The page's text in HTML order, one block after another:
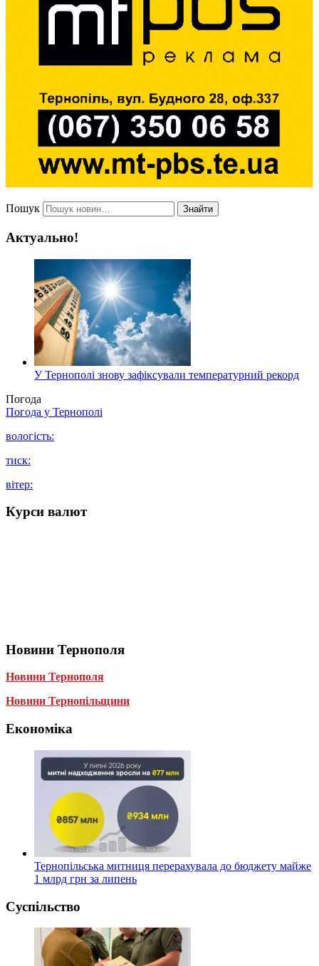
Пошук Знайти
Актуально!
У Тернополі знову зафіксували температурний рекорд
Погода
Погода у Тернополі
вологість:
тиск:
вітер:
Курси валют
Новини Тернополя
Новини Тернополя
Новини Тернопільщини
Економіка
Тернопільська митниця перерахувала до бюджету майже
1 млрд грн за липень
Суспільство